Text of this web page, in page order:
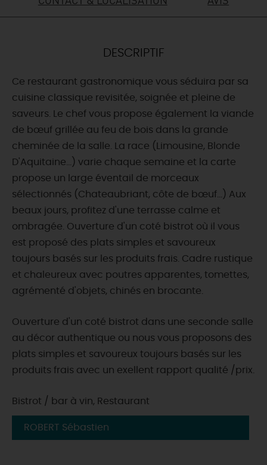
CETTE SEMAINE
TOUT L'AGENDA
DESCRIPTIF
Ce restaurant gastronomique vous séduira par sa
cuisine classique revisitée, soignée et pleine de
saveurs. Le chef vous propose également la viande
de bœuf grillée au feu de bois dans la grande
cheminée de la salle. La race (Limousine, Blonde
D'Aquitaine...) varie chaque semaine et la carte
propose un large éventail de morceaux
sélectionnés (Chateaubriant, côte de bœuf...) Aux
beaux jours, profitez d'une terrasse calme et
ombragée. Ouverture d'un coté bistrot où il vous
est proposé des plats simples et savoureux
toujours basés sur les produits frais. Cadre rustique
et chaleureux avec poutres apparentes, tomettes,
agrémenté d'objets, chinés en brocante.
Ouverture d'un coté bistrot dans une seconde salle
au décor authentique ou nous vous proposons des
plats simples et savoureux toujours basés sur les
produits frais avec un exellent rapport qualité /prix.
Bistrot / bar à vin, Restaurant
ROBERT Sébastien